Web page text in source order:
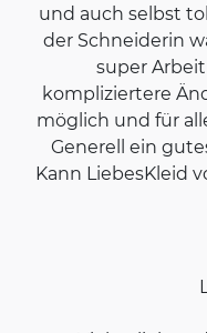
und auch selbst
der Schneiderin
super
kompliziertere
möglich und für
Generell ein
Kann LiebesKleid